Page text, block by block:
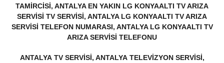
TAMIRCISI, ANTALYA EN YAKIN LG KONYAALTI TV ARIZA
SERVISI TV SERVISI, ANTALYA LG KONYAALTI TV ARIZA
SERVISI TELEFON NUMARASI, ANTALYA LG KONYAALTI TV
ARIZA SERVISI TELEFONU
ANTALYA TV SERVISI, ANTALYA TELEVIZYON SERVISI,